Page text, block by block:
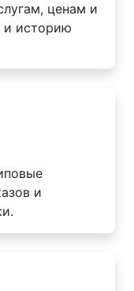
ценам и
и историю
и